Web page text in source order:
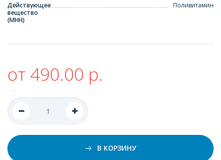
Действующее
вещество
(МНН)
Поливитамин
от 490.00 р.
В КОРЗИНУ